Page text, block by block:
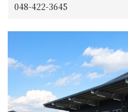
048-422-3645